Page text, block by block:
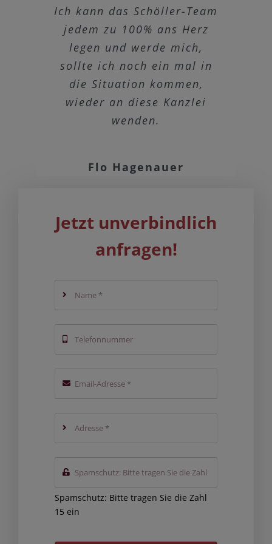
Ich kann das Schöller-Team
jedem zu 100% ans Herz
legen und werde mich,
sollte ich noch ein mal in
die Situation kommen,
wieder an diese Kanzlei
wenden.
Flo Hagenauer
und ich konnte sicher an
die Sache herantreten.
Ich kann diese Kanzlei sehr
empfehlen und werde,
sollte es der Fall sein,
sicher wieder dorthin
gehen.
Tina Lindneruhx
Zusammenarbeit sehr
zurfrieden.
Es waren nicht nur die
Ergebnisse, sondern der
menschliche Rechtsbeistand
ausgezeichnet.
Jederzeit wieder meine
Die Kanzlei kann ich sehr
empfehlen
erfolgreiche Umsetzung
meiner Anliegen.
Weiterempfehlung von mir.
Jetzt unverbindlich
anfragen!
Spamschutz: Bitte tragen Sie die Zahl
15 ein